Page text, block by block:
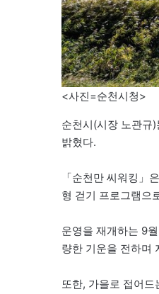
<사진=순천시청>
순천시(시장 노관규
밝혔다.
「순천만 씨워킹」
형 걷기 프로그램으
운영을 재개하는 9
량한 기운을 전하며
또한, 가을로 접어